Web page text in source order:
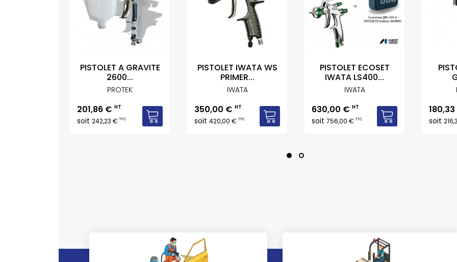
PISTOLET A GRAVITE
2600...
PROTEK
Prix
201,86 € HT
soit 242,23 €TTC
PISTOLET IWATA WS
PRIMER...
IWATA
Prix
350,00 € HT
soit 420,00 €TTC
PISTOLET ECOSET
IWATA LS400...
IWATA
Prix
630,00 € HT
soit 756,00 €TTC
Prix
soit